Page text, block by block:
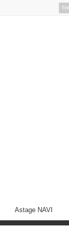
Astage NAVI